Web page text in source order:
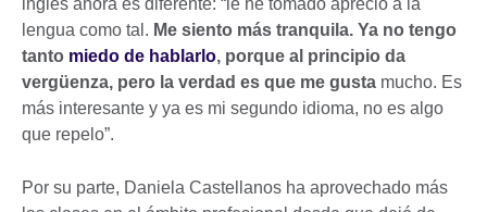
lengua como tal. Me siento más tranquila. Ya no tengo
tanto miedo de hablarlo, porque al principio da
vergüenza, pero la verdad es que me gusta mucho. Es
más interesante y ya es mi segundo idioma, no es algo
que repelo”.
Por su parte, Daniela Castellanos ha aprovechado más